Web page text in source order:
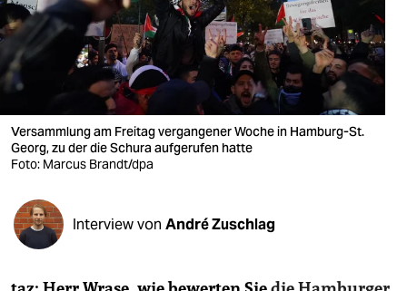
wahrheit
verlag
verlag
veranstaltungen
shop
fragen & hilfe
unterstützen
Versammlung am Freitag vergangener Woche in Hamburg-St.
Georg, zu der die Schura aufgerufen hatte
Foto: Marcus Brandt/dpa
Interview von André Zuschlag